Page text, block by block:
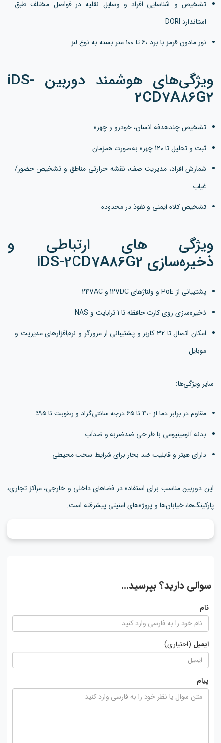
تشخیص و شناسایی افراد و وسایل نقلیه در فواصل مختلف طبق
استاندارد DORI
نور مادون قرمز با برد 60 تا 100 متر بسته به نوع لنز
ویژگی‌های هوشمند دوربین iDS-
2CD7A86G2
تشخیص چندهدفه انسان، خودرو و چهره
ثبت و تحلیل تا 120 چهره به‌صورت همزمان
شمارش افراد، مدیریت صف، نقشه حرارتی مناطق و تشخیص حضور/
غیاب
تشخیص کلاه ایمنی و نفوذ در محدوده
ویژگی های ارتباطی و
ذخیره‌سازی iDS-2CD7A86G2
پشتیبانی از PoE و ولتاژهای 12VDC و 24VAC
ذخیره‌سازی روی کارت حافظه تا 1 ترابایت و NAS
امکان اتصال تا 32 کاربر و پشتیبانی از مرورگر و نرم‌افزارهای مدیریت و
موبایل
سایر ویژگی‌ها:
مقاوم در برابر دما از -40 تا 65 درجه سانتی‌گراد و رطوبت تا 95٪
بدنه آلومینیومی با طراحی ضدضربه و ضدآب
دارای هیتر و قابلیت ضد بخار برای شرایط سخت محیطی
این دوربین مناسب برای استفاده در فضاهای داخلی و خارجی، مراکز تجاری،
پارکینگ‌ها، خیابان‌ها و پروژه‌های امنیتی پیشرفته است.
سوالی دارید؟ بپرسید...
نام
ایمیل (اختیاری)
پیام